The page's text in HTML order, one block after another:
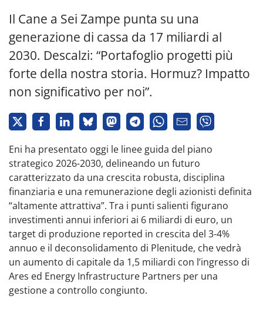
Il Cane a Sei Zampe punta su una
generazione di cassa da 17 miliardi al
2030. Descalzi: “Portafoglio progetti più
forte della nostra storia. Hormuz? Impatto
non significativo per noi”.
Eni ha presentato oggi le linee guida del piano
strategico 2026-2030, delineando un futuro
caratterizzato da una crescita robusta, disciplina
finanziaria e una remunerazione degli azionisti definita
“altamente attrattiva”. Tra i punti salienti figurano
investimenti annui inferiori ai 6 miliardi di euro, un
target di produzione reported in crescita del 3-4%
annuo e il deconsolidamento di Plenitude, che vedrà
un aumento di capitale da 1,5 miliardi con l’ingresso di
Ares ed Energy Infrastructure Partners per una
gestione a controllo congiunto.